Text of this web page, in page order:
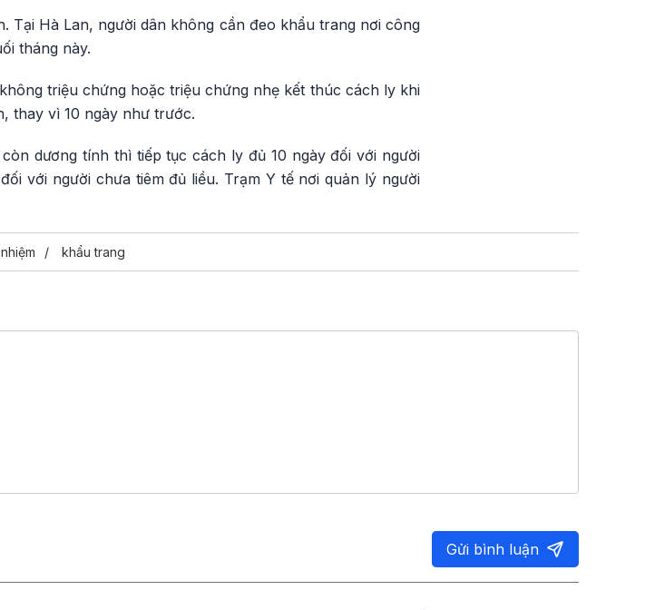
Tại Hà Lan, người dân không cần đeo khẩu trang nơi công
tháng này.
triệu chứng hoặc triệu chứng nhẹ kết thúc cách ly khi
thay vì 10 ngày như trước.
dương tính thì tiếp tục cách ly đủ 10 ngày đối với người
với người chưa tiêm đủ liều. Trạm Y tế nơi quản lý người
khẩu trang
Gửi bình luận